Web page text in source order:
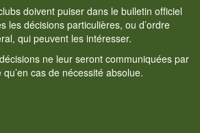
doivent puiser dans le bulletin officiel
les décisions particulières, ou d’ordre
qui peuvent les intéresser.
ne leur seront communiquées par
qu’en cas de nécessité absolue.